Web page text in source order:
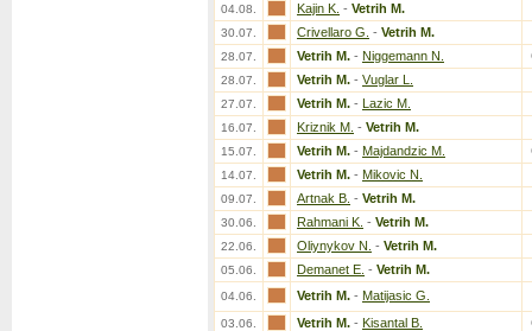
04.08. Kajin K. - Vetrih M.
30.07. Crivellaro G. - Vetrih M.
28.07. Vetrih M. - Niggemann N.
28.07. Vetrih M. - Vuglar L.
27.07. Vetrih M. - Lazic M.
16.07. Kriznik M. - Vetrih M.
15.07. Vetrih M. - Majdandzic M.
14.07. Vetrih M. - Mikovic N.
09.07. Artnak B. - Vetrih M.
30.06. Rahmani K. - Vetrih M.
22.06. Oliynykov N. - Vetrih M.
05.06. Demanet E. - Vetrih M.
04.06. Vetrih M. - Matijasic G.
03.06. Vetrih M. - Kisantal B.